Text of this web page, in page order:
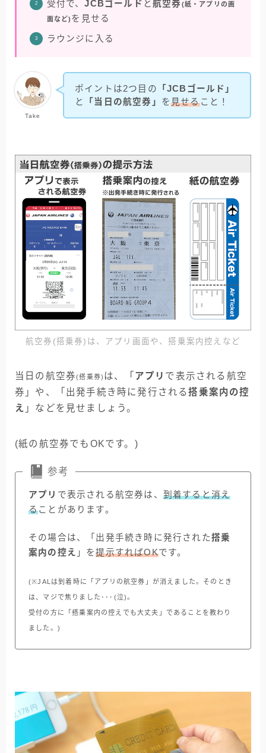
受付で、JCBゴールド と 航空券 (紙・アプリの画
面など) を見せる
ラウンジに入る
Take
ポイントは2つ目の 「JCBゴールド 」
と
「当日の航空券」 を見せること！
航空券(搭乗券)は、アプリ画面や、搭乗案内控えなど
当日の航空券(搭乗券) は、「 アプリ で表示される航空
券」や、「出発手続き時に発行される搭乗案内の控
え 」などを見せましょう。
(紙の航空券でもOKです。)
参考
アプリ で表示される航空券は、 到着すると消え
ることがあります。
その場合は、「出発手続き時に発行された搭乗
案内の控え 」を提示すればOKです。
(※JALは到着時に「アプリの航空券」が消えました。そのとき
は、マジで焦りました･･･(泣)。
受付の方に「搭乗案内の控えでも大丈夫」であることを教わり
ました。)